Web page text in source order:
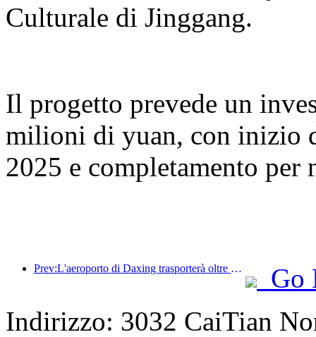
Culturale di Jinggang.
Il progetto prevede un
milioni di yuan, con inizio
2025 e completamento per
Prev:L'aeroporto di Daxing trasporterà oltre 1,3 milioni di passeggeri durante la festa nazionale del 2025
Go
Indirizzo: 3032 CaiTian